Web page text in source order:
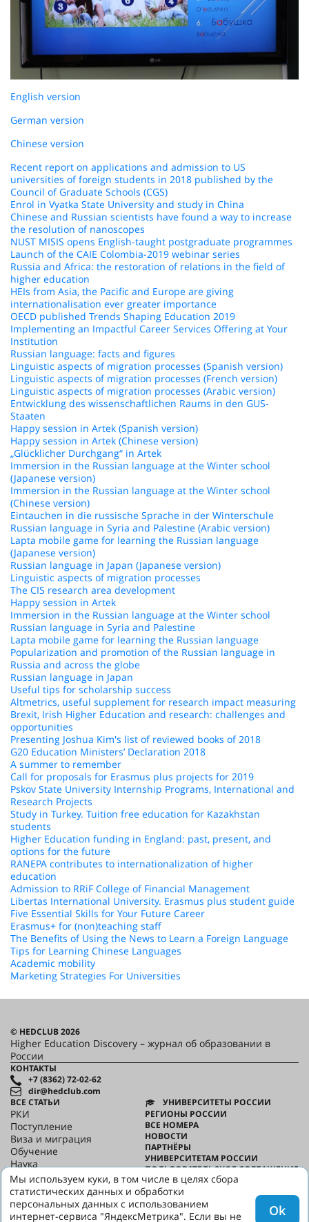
English version
German version
Chinese version
Recent report on applications and admission to US
universities of foreign students in 2018 published by the
Council of Graduate Schools (CGS)
Enrol in Vyatka State University and study in China
Chinese and Russian scientists have found a way to increase
the resolution of nanoscopes
NUST MISIS opens English-taught postgraduate programmes
Launch of the CAIE Colombia-2019 webinar series
Russia and Africa: the restoration of relations in the field of
higher education
HEIs from Asia, the Pacific and Europe are giving
internationalisation ever greater importance
OECD published Trends Shaping Education 2019
Implementing an Impactful Career Services Offering at Your
Institution
Russian language: facts and figures
Linguistic aspects of migration processes (Spanish version)
Linguistic aspects of migration processes (French version)
Linguistic aspects of migration processes (Arabic version)
Entwicklung des wissenschaftlichen Raums in den GUS-
Staaten
Happy session in Artek (Spanish version)
Happy session in Artek (Chinese version)
„Glücklicher Durchgang“ in Artek
Immersion in the Russian language at the Winter school
(Japanese version)
Immersion in the Russian language at the Winter school
(Chinese version)
Eintauchen in die russische Sprache in der Winterschule
Russian language in Syria and Palestine (Arabic version)
Lapta mobile game for learning the Russian language
(Japanese version)
Russian language in Japan (Japanese version)
Linguistic aspects of migration processes
The CIS research area development
Happy session in Artek
Immersion in the Russian language at the Winter school
Russian language in Syria and Palestine
Lapta mobile game for learning the Russian language
Popularization and promotion of the Russian language in
Russia and across the globe
Russian language in Japan
Useful tips for scholarship success
Altmetrics, useful supplement for research impact measuring
Brexit, Irish Higher Education and research: challenges and
opportunities
Presenting Joshua Kim's list of reviewed books of 2018
G20 Education Ministers’ Declaration 2018
A summer to remember
Call for proposals for Erasmus plus projects for 2019
Pskov State University Internship Programs, International and
Research Projects
Study in Turkey. Tuition free education for Kazakhstan
students
Higher Education funding in England: past, present, and
options for the future
RANEPA contributes to internationalization of higher
education
Admission to RRiF College of Financial Management
Libertas International University. Erasmus plus student guide
Five Essential Skills for Your Future Career
Erasmus+ for (non)teaching staff
The Benefits of Using the News to Learn a Foreign Language
Tips for Learning Chinese Languages
Academic mobility
Marketing Strategies For Universities
© HEDCLUB 2026
Higher Education Discovery – журнал об образовании в
России
КОНТАКТЫ
+7 (8362) 72-02-62
dir@hedclub.com
ВСЕ СТАТЬИ
РКИ
Поступление
Виза и миграция
Обучение
Наука
HED_people
Русский дом
Регионы
Культура
УНИВЕРСИТЕТЫ РОССИИ
РЕГИОНЫ РОССИИ
ВСЕ НОМЕРА
НОВОСТИ
ПАРТНЁРЫ
УНИВЕРСИТЕТАМ РОССИИ
ПОЛЬЗОВАТЕЛЬСКОЕ СОГЛАШЕНИЕ
КОНФИДЕНЦИАЛЬНОСТЬ
О HED
Мы используем куки, в том числе в целях сбора
статистических данных и обработки
персональных данных с использованием
интернет-сервиса "ЯндексМетрика". Если вы не
Ok